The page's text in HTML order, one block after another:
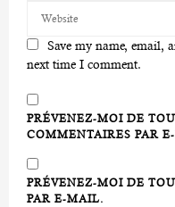
Save my name, email,
next time I comment.
PRÉVENEZ-MOI DE
COMMENTAIRES PAR
PRÉVENEZ-MOI DE
PAR E-MAIL.